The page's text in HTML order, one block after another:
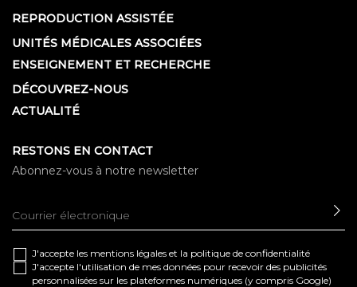
REPRODUCTION ASSISTÉE
UNITÉS MÉDICALES ASSOCIÉES
ENSEIGNEMENT ET RECHERCHE
DÉCOUVREZ-NOUS
ACTUALITÉ
RESTONS EN CONTACT
Abonnez-vous à notre newsletter
J'accepte les mentions légales et la politique de confidentialité
J'accepte l'utilisation de mes données pour recevoir des publicités
personnalisées sur les plateformes numériques (y compris Google)